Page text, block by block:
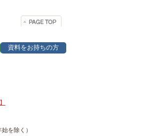
資料をお持ちの方
を除く）